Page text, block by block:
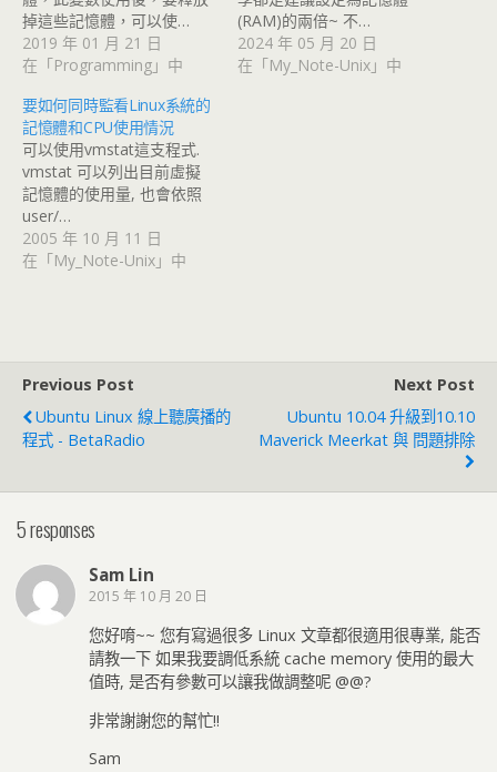
掉這些記憶體，可以使…
2019 年 01 月 21 日
在「Programming」中
(RAM)的兩倍~ 不…
2024 年 05 月 20 日
在「My_Note-Unix」中
要如何同時監看Linux系統的
記憶體和CPU使用情況
可以使用vmstat這支程式.
vmstat 可以列出目前虛擬
記憶體的使用量, 也會依照
user/…
2005 年 10 月 11 日
在「My_Note-Unix」中
Previous Post
Ubuntu Linux 線上聽廣播的
程式 - BetaRadio
Next Post
Ubuntu 10.04 升級到10.10
Maverick Meerkat 與 問題排除
5 responses
Sam Lin
2015 年 10 月 20 日
您好唷~~ 您有寫過很多 Linux 文章都很適用很專業, 能否
請教一下 如果我要調低系統 cache memory 使用的最大
值時, 是否有參數可以讓我做調整呢 @@?
非常謝謝您的幫忙!!
Sam